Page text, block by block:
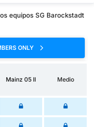
equipos SG Barockstadt
ONLY
Mainz 05 II Medio